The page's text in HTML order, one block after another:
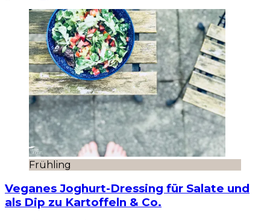
Frühling
Veganes Joghurt-Dressing für Salate und
als Dip zu Kartoffeln & Co.